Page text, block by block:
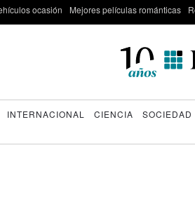
ocasión Mejores películas románticas
INTERNACIONAL CIENCIA SOCIEDAD